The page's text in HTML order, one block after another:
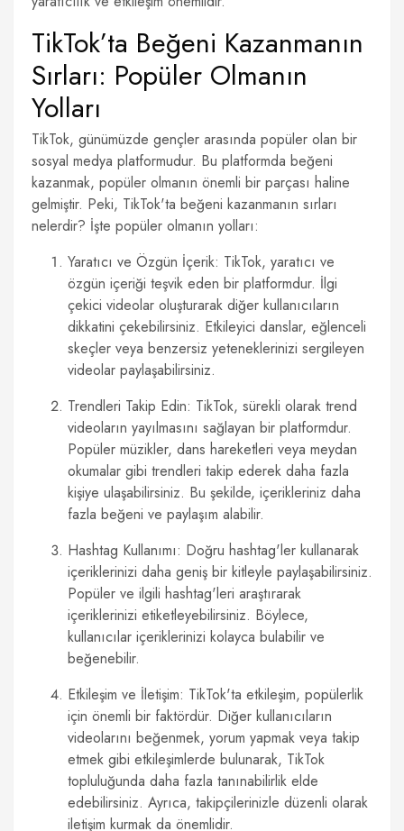
TikTok’ta Beğeni Kazanmanın
Sırları: Popüler Olmanın
Yolları
TikTok, günümüzde gençler arasında popüler olan bir
sosyal medya platformudur. Bu platformda beğeni
kazanmak, popüler olmanın önemli bir parçası haline
gelmiştir. Peki, TikTok'ta beğeni kazanmanın sırları
nelerdir? İşte popüler olmanın yolları:
Yaratıcı ve Özgün İçerik: TikTok, yaratıcı ve
özgün içeriği teşvik eden bir platformdur. İlgi
çekici videolar oluşturarak diğer kullanıcıların
dikkatini çekebilirsiniz. Etkileyici danslar, eğlenceli
skeçler veya benzersiz yeteneklerinizi sergileyen
videolar paylaşabilirsiniz.
Trendleri Takip Edin: TikTok, sürekli olarak trend
videoların yayılmasını sağlayan bir platformdur.
Popüler müzikler, dans hareketleri veya meydan
okumalar gibi trendleri takip ederek daha fazla
kişiye ulaşabilirsiniz. Bu şekilde, içerikleriniz daha
fazla beğeni ve paylaşım alabilir.
Hashtag Kullanımı: Doğru hashtag'ler kullanarak
içeriklerinizi daha geniş bir kitleyle paylaşabilirsiniz.
Popüler ve ilgili hashtag'leri araştırarak
içeriklerinizi etiketleyebilirsiniz. Böylece,
kullanıcılar içeriklerinizi kolayca bulabilir ve
beğenebilir.
Etkileşim ve İletişim: TikTok'ta etkileşim, popülerlik
için önemli bir faktördür. Diğer kullanıcıların
videolarını beğenmek, yorum yapmak veya takip
etmek gibi etkileşimlerde bulunarak, TikTok
topluluğunda daha fazla tanınabilirlik elde
edebilirsiniz. Ayrıca, takipçilerinizle düzenli olarak
iletişim kurmak da önemlidir.